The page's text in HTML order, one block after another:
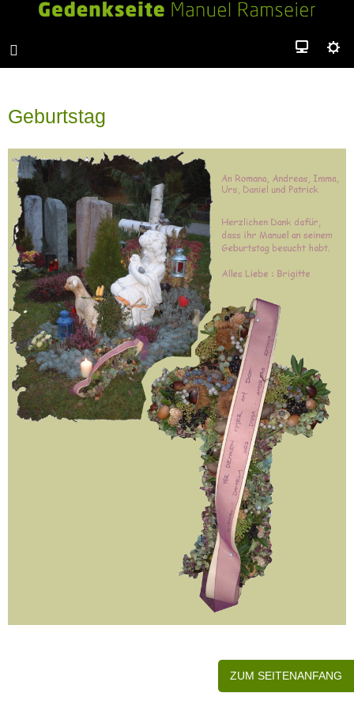
Geburtstag
ZUM SEITENANFANG